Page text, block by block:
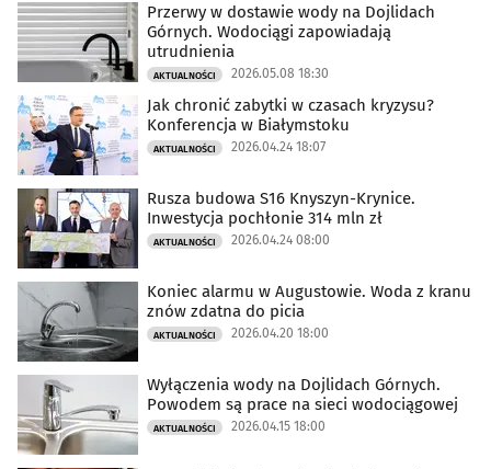
Przerwy w dostawie wody na Dojlidach
Górnych. Wodociągi zapowiadają
utrudnienia
AKTUALNOŚCI 2026.05.08 18:30
Jak chronić zabytki w czasach kryzysu?
Konferencja w Białymstoku
AKTUALNOŚCI 2026.04.24 18:07
Rusza budowa S16 Knyszyn-Krynice.
Inwestycja pochłonie 314 mln zł
AKTUALNOŚCI 2026.04.24 08:00
Koniec alarmu w Augustowie. Woda z kranu
znów zdatna do picia
AKTUALNOŚCI 2026.04.20 18:00
Wyłączenia wody na Dojlidach Górnych.
Powodem są prace na sieci wodociągowej
AKTUALNOŚCI 2026.04.15 18:00